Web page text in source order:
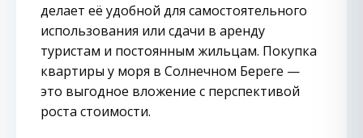
делает её удобной для самостоятельного
использования или сдачи в аренду
туристам и постоянным жильцам. Покупка
квартиры у моря в Солнечном Береге —
это выгодное вложение с перспективой
роста стоимости.